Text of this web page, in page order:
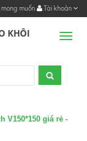
mong muốn Tài khoản
KHÔI
V150*150 giá rẻ -